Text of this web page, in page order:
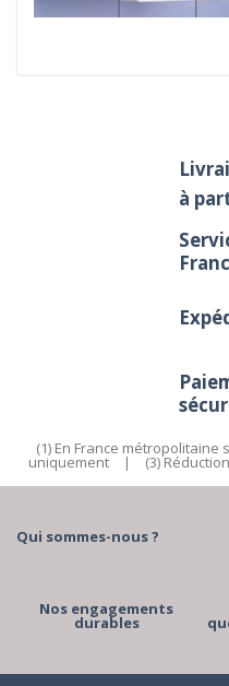
à
(1) En France métropolitaine
uniquement | (3)
Qui sommes-nous ?
Nos engagements
durables